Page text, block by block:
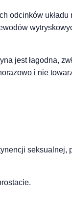
odcinków układu
jest łagodna,
i nie
seksualnej,